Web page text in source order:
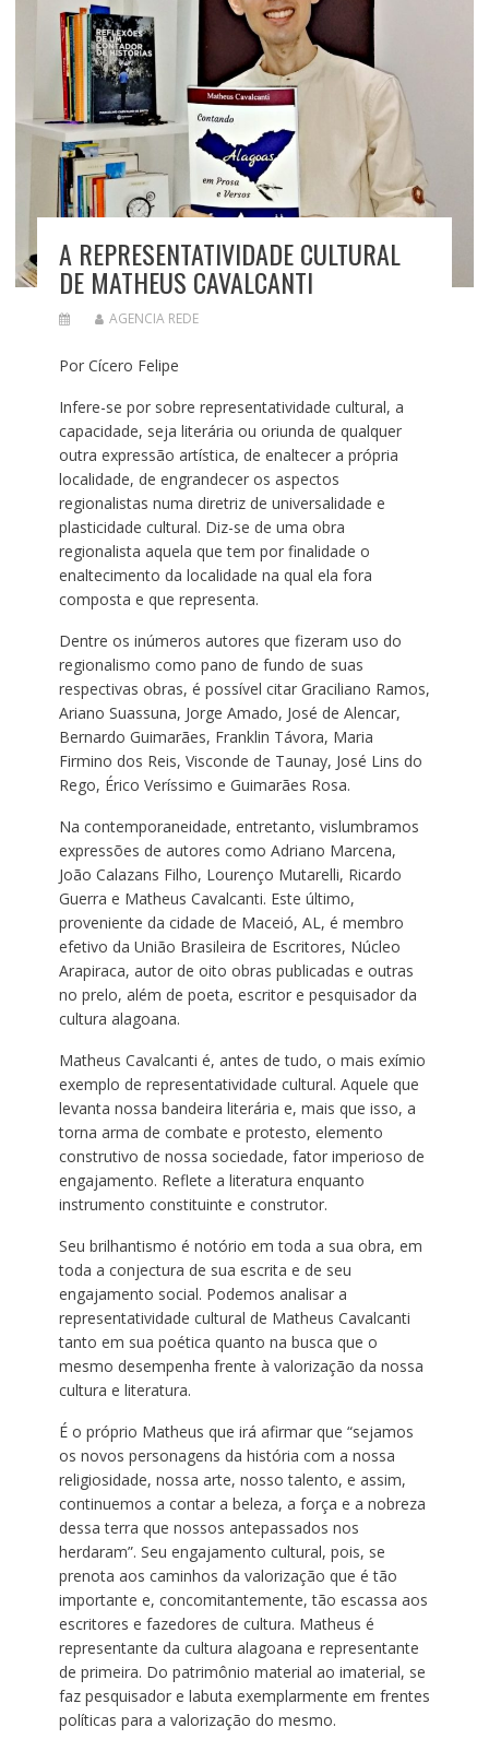
A REPRESENTATIVIDADE CULTURAL
DE MATHEUS CAVALCANTI
AGENCIA REDE
Por Cícero Felipe
Infere-se por sobre representatividade cultural, a
capacidade, seja literária ou oriunda de qualquer
outra expressão artística, de enaltecer a própria
localidade, de engrandecer os aspectos
regionalistas numa diretriz de universalidade e
plasticidade cultural. Diz-se de uma obra
regionalista aquela que tem por finalidade o
enaltecimento da localidade na qual ela fora
composta e que representa.
Dentre os inúmeros autores que fizeram uso do
regionalismo como pano de fundo de suas
respectivas obras, é possível citar Graciliano Ramos,
Ariano Suassuna, Jorge Amado, José de Alencar,
Bernardo Guimarães, Franklin Távora, Maria
Firmino dos Reis, Visconde de Taunay, José Lins do
Rego, Érico Veríssimo e Guimarães Rosa.
Na contemporaneidade, entretanto, vislumbramos
expressões de autores como Adriano Marcena,
João Calazans Filho, Lourenço Mutarelli, Ricardo
Guerra e Matheus Cavalcanti. Este último,
proveniente da cidade de Maceió, AL, é membro
efetivo da União Brasileira de Escritores, Núcleo
Arapiraca, autor de oito obras publicadas e outras
no prelo, além de poeta, escritor e pesquisador da
cultura alagoana.
Matheus Cavalcanti é, antes de tudo, o mais exímio
exemplo de representatividade cultural. Aquele que
levanta nossa bandeira literária e, mais que isso, a
torna arma de combate e protesto, elemento
construtivo de nossa sociedade, fator imperioso de
engajamento. Reflete a literatura enquanto
instrumento constituinte e construtor.
Seu brilhantismo é notório em toda a sua obra, em
toda a conjectura de sua escrita e de seu
engajamento social. Podemos analisar a
representatividade cultural de Matheus Cavalcanti
tanto em sua poética quanto na busca que o
mesmo desempenha frente à valorização da nossa
cultura e literatura.
É o próprio Matheus que irá afirmar que “sejamos
os novos personagens da história com a nossa
religiosidade, nossa arte, nosso talento, e assim,
continuemos a contar a beleza, a força e a nobreza
dessa terra que nossos antepassados nos
herdaram”. Seu engajamento cultural, pois, se
prenota aos caminhos da valorização que é tão
importante e, concomitantemente, tão escassa aos
escritores e fazedores de cultura. Matheus é
representante da cultura alagoana e representante
de primeira. Do patrimônio material ao imaterial, se
faz pesquisador e labuta exemplarmente em frentes
políticas para a valorização do mesmo.